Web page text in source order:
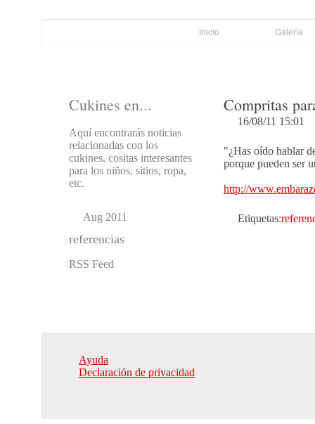
Inicio Galería
Cukines en...
Aquí encontrarás noticias
relacionadas con los
cukines, cositas interesantes
para los niños, sitios, ropa,
etc.
Aug 2011
referencias
RSS Feed
Compritas
16/08/11 15:01
"¿Has oído hablar
porque pueden ser
http://
Etiquetas:
Ayuda
Declaración de privacidad